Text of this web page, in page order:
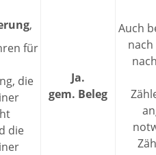
,
für
die
die
Ja.
gem. Beleg
Auch
nach